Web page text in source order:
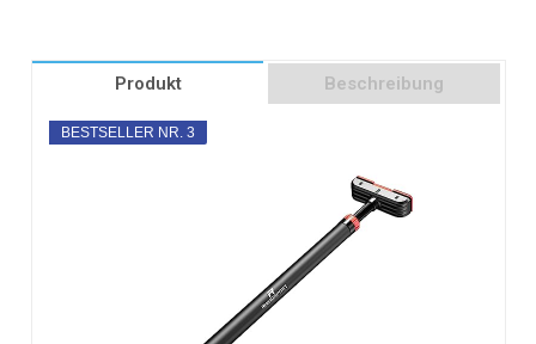
Produkt Beschreibung
BESTSELLER NR. 3